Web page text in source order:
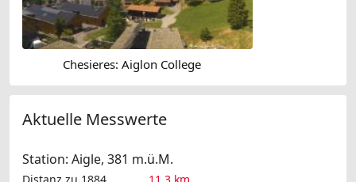
Chesieres: Aiglon College
Aktuelle Messwerte
Station: Aigle, 381 m.ü.M.